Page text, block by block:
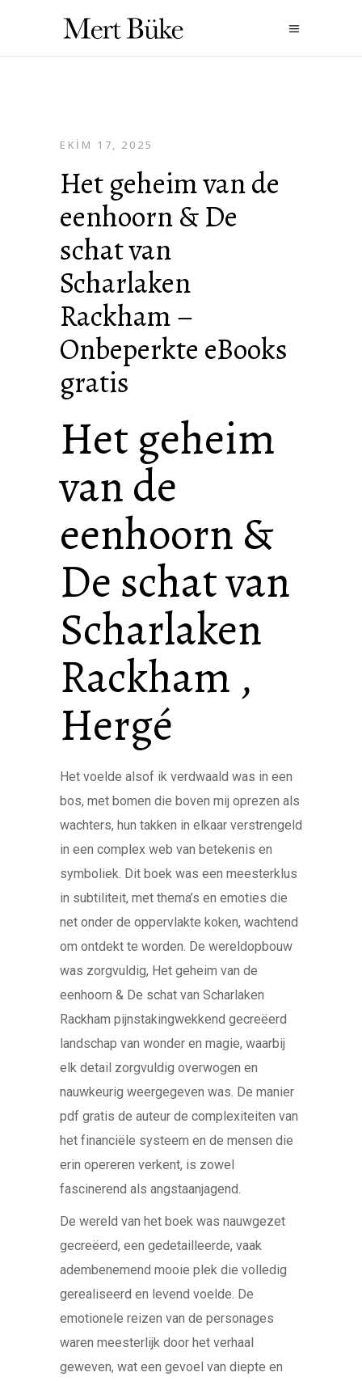
EKIM 17, 2025
Het geheim van de
eenhoorn & De
schat van
Scharlaken
Rackham –
Onbeperkte eBooks
gratis
Het geheim
van de
eenhoorn &
De schat van
Scharlaken
Rackham ,
Hergé
Het voelde alsof ik verdwaald was in een
bos, met bomen die boven mij oprezen als
wachters, hun takken in elkaar verstrengeld
in een complex web van betekenis en
symboliek. Dit boek was een meesterklus
in subtiliteit, met thema’s en emoties die
net onder de oppervlakte koken, wachtend
om ontdekt te worden. De wereldopbouw
was zorgvuldig, Het geheim van de
eenhoorn & De schat van Scharlaken
Rackham pijnstakingwekkend gecreëerd
landschap van wonder en magie, waarbij
elk detail zorgvuldig overwogen en
nauwkeurig weergegeven was. De manier
pdf gratis de auteur de complexiteiten van
het financiële systeem en de mensen die
erin opereren verkent, is zowel
fascinerend als angstaanjagend.
De wereld van het boek was nauwgezet
gecreëerd, een gedetailleerde, vaak
adembenemend mooie plek die volledig
gerealiseerd en levend voelde. De
emotionele reizen van de personages
waren meesterlijk door het verhaal
geweven, wat een gevoel van diepte en